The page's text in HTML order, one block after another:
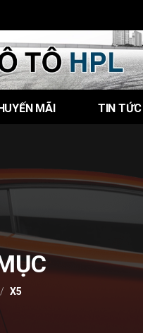
MÃI TIN TỨC
X5